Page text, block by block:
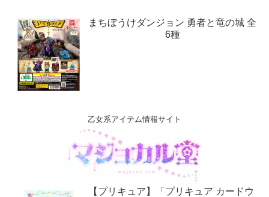
まちぼうけダンジョン 勇者と竜の城 全
6種
乙女系アイテム情報サイト
【プリキュア】「プリキュア カードウ